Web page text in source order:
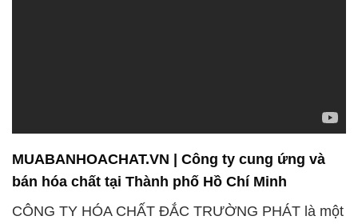
MUABANHOACHAT.VN | Công ty cung ứng và
bán hóa chất tại Thành phố Hồ Chí Minh
CÔNG TY HÓA CHẤT ĐẮC TRƯỜNG PHÁT là một